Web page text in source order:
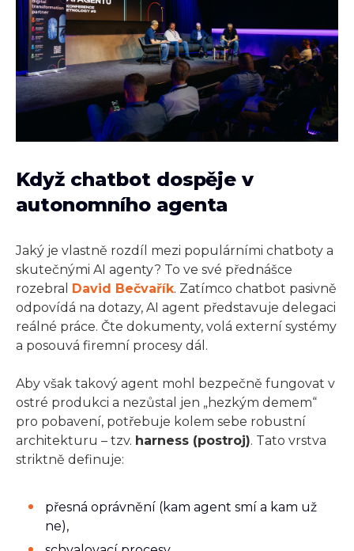
Když chatbot dospěje v
autonomního agenta
Jaký je vlastně rozdíl mezi populárními chatboty a
skutečnými AI agenty? To ve své přednášce
rozebral David Bečvařík. Zatímco chatbot pasivně
odpovídá na dotazy, AI agent představuje delegaci
reálné práce. Čte dokumenty, volá externí systémy
a posouvá firemní procesy dál.
Aby však takový agent mohl bezpečně fungovat v
ostré produkci a nezůstal jen „hezkým demem“
pro pobavení, potřebuje kolem sebe robustní
architekturu – tzv. harness (postroj). Tato vrstva
striktně definuje:
přesná oprávnění (kam agent smí a kam už
ne),